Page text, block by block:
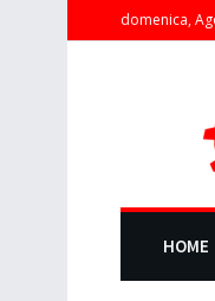
domenica,
HOME